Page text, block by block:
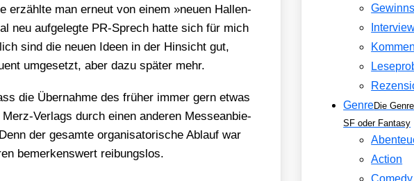
erzähl­te man erneut von einem »neu­en Hal­len­
neu auf­ge­leg­te PR-Sprech hat­te sich für mich
sind die neu­en Ideen in der Hin­sicht gut,
umge­setzt, aber dazu spä­ter mehr.
die Über­nah­me des frü­her immer gern etwas
Ver­lags durch einen ande­ren Mes­se­an­bie­
der gesam­te orga­ni­sa­to­ri­sche Ablauf war
bemer­kens­wert rei­bungs­los.
GenreDie
SF oder Fantasy
Action